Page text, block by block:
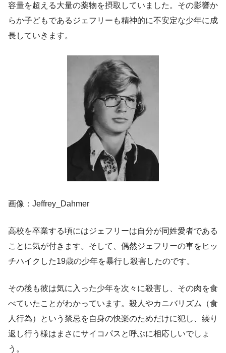
容量を超える大量の薬物を摂取していました。その影響か
らか子どもであるジェフリーも精神的に不安定な少年に成
長していきます。
画像：Jeffrey_Dahmer
高校を卒業する頃にはジェフリーは自分が同姓愛者である
ことに気が付きます。そして、偶然ジェフリーの車をヒッ
チハイクした19歳の少年を暴行し殺害したのです。
その後も彼は気に入った少年を次々に殺害し、その肉を食
べていたことがわかっています。殺人やカニバリズム（食
人行為）という禁忌を自身の快楽のためだけに犯し、繰り
返し行う様はまさにサイコパスと呼ぶに相応しいでしょ
う。